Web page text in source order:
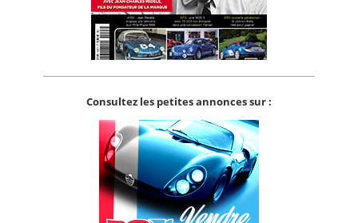
Consultez les petites annonces sur :